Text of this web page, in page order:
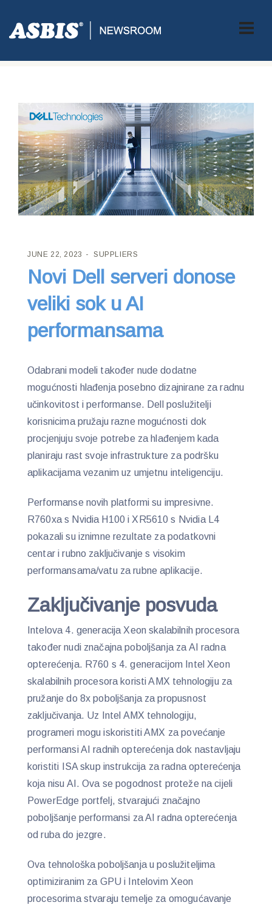
ASBIS CROATIA> SUPPLIERS> NOVI DELL SERVERI DONOSE
VELIKI SOK U AI PERFORMANSAMA
JUNE 22, 2023 SUPPLIERS
Novi Dell serveri donose
veliki sok u AI
performansama
Odabrani modeli također nude dodatne
mogućnosti hlađenja posebno dizajnirane za radnu
učinkovitost i performanse. Dell poslužitelji
korisnicima pružaju razne mogućnosti dok
procjenjuju svoje potrebe za hlađenjem kada
planiraju rast svoje infrastrukture za podršku
aplikacijama vezanim uz umjetnu inteligenciju.
Performanse novih platformi su impresivne.
R760xa s Nvidia H100 i XR5610 s Nvidia L4
pokazali su iznimne rezultate za podatkovni
centar i rubno zaključivanje s visokim
performansama/vatu za rubne aplikacije.
Zaključivanje posvuda
Intelova 4. generacija Xeon skalabilnih procesora
također nudi značajna poboljšanja za AI radna
opterećenja. R760 s 4. generacijom Intel Xeon
skalabilnih procesora koristi AMX tehnologiju za
pružanje do 8x poboljšanja za propusnost
zaključivanja. Uz Intel AMX tehnologiju,
programeri mogu iskoristiti AMX za povećanje
performansi AI radnih opterećenja dok nastavljaju
koristiti ISA skup instrukcija za radna opterećenja
koja nisu AI. Ova se pogodnost proteže na cijeli
PowerEdge portfelj, stvarajući značajno
poboljšanje performansi za AI radna opterećenja
od ruba do jezgre.
Ova tehnološka poboljšanja u poslužiteljima
optimiziranim za GPU i Intelovim Xeon
procesorima stvaraju temelje za omogućavanje